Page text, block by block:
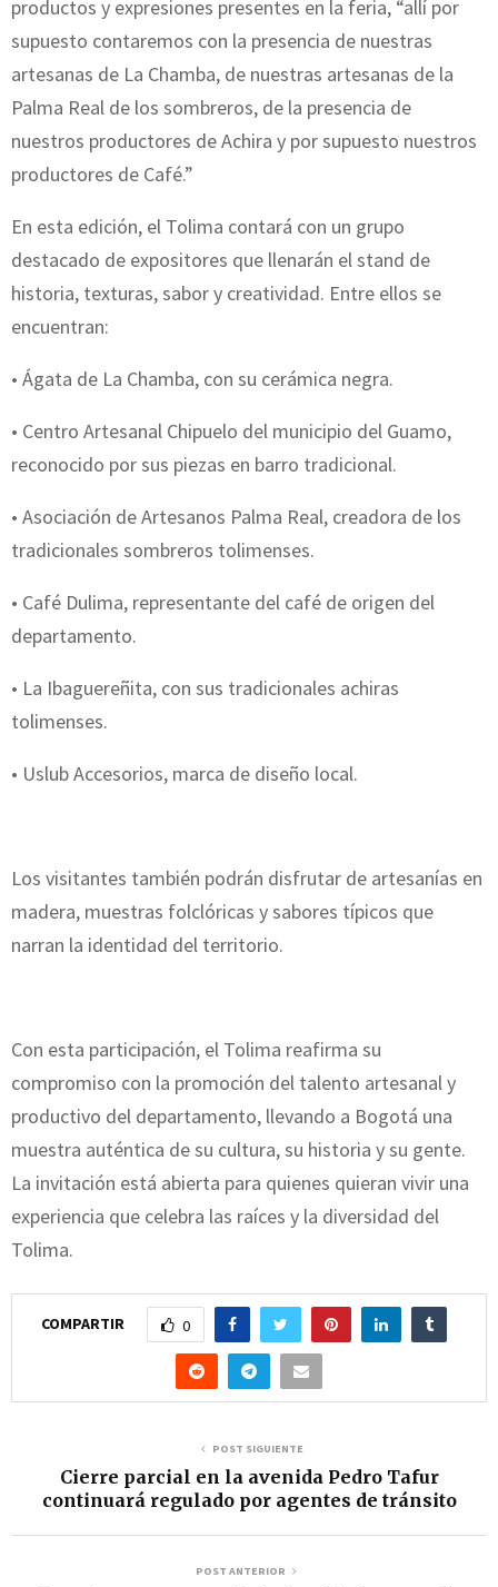
productos y expresiones presentes en la feria, “allí por
supuesto contaremos con la presencia de nuestras
artesanas de La Chamba, de nuestras artesanas de la
Palma Real de los sombreros, de la presencia de
nuestros productores de Achira y por supuesto nuestros
productores de Café.”
En esta edición, el Tolima contará con un grupo
destacado de expositores que llenarán el stand de
historia, texturas, sabor y creatividad. Entre ellos se
encuentran:
• Ágata de La Chamba, con su cerámica negra.
• Centro Artesanal Chipuelo del municipio del Guamo,
reconocido por sus piezas en barro tradicional.
• Asociación de Artesanos Palma Real, creadora de los
tradicionales sombreros tolimenses.
• Café Dulima, representante del café de origen del
departamento.
• La Ibaguereñita, con sus tradicionales achiras
tolimenses.
• Uslub Accesorios, marca de diseño local.
Los visitantes también podrán disfrutar de artesanías en
madera, muestras folclóricas y sabores típicos que
narran la identidad del territorio.
Con esta participación, el Tolima reafirma su
compromiso con la promoción del talento artesanal y
productivo del departamento, llevando a Bogotá una
muestra auténtica de su cultura, su historia y su gente.
La invitación está abierta para quienes quieran vivir una
experiencia que celebra las raíces y la diversidad del
Tolima.
COMPARTIR 0
POST SIGUIENTE
Cierre parcial en la avenida Pedro Tafur
continuará regulado por agentes de tránsito
POST ANTERIOR